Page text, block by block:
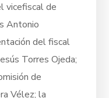
vicefiscal de
Antonio
del fiscal
Torres Ojeda;
de
Vélez; la